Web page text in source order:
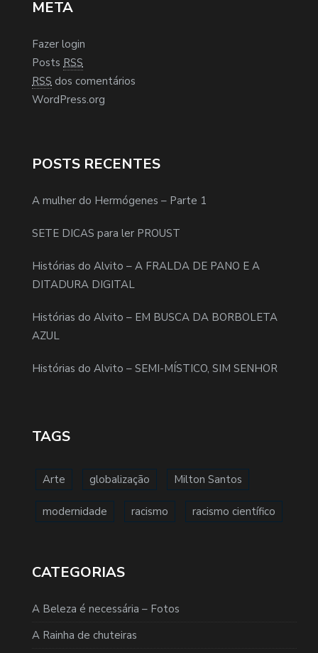
META
Fazer login
Posts RSS
RSS dos comentários
WordPress.org
POSTS RECENTES
A mulher do Hermógenes – Parte 1
SETE DICAS para ler PROUST
Histórias do Alvito – A FRALDA DE PANO E A
DITADURA DIGITAL
Histórias do Alvito – EM BUSCA DA BORBOLETA
AZUL
Histórias do Alvito – SEMI-MÍSTICO, SIM SENHOR
TAGS
Arte globalização Milton Santos
modernidade racismo racismo científico
CATEGORIAS
A Beleza é necessária – Fotos
A Rainha de chuteiras